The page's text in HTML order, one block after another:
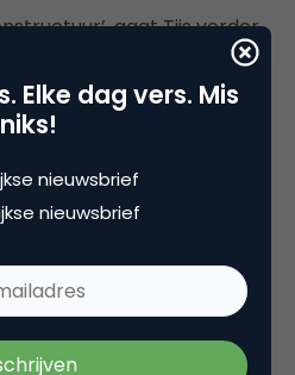
gaat Tijs verder.
om korting te geven en
dan? De
van sales, met name
prijsniveau. Bedrijven die
de neiging hun prijs te
goedkopere oplossing
van een van de
pricing dimensies
Elke dag vers. Mis
niks!
nieuwsbrief
nieuwsbrief